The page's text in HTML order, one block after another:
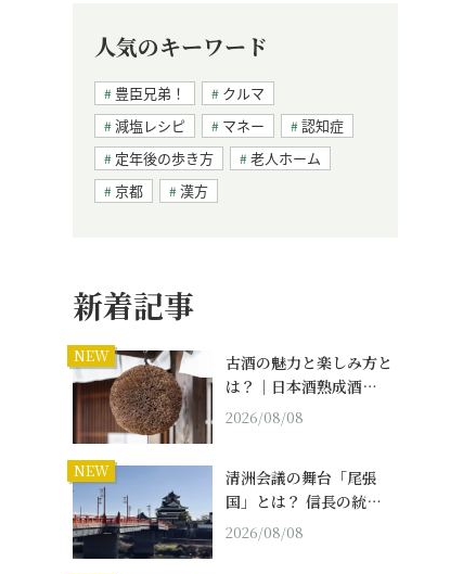
人気のキーワード
豊臣兄弟！
クルマ
減塩レシピ
マネー
認知症
定年後の歩き方
老人ホーム
京都
漢方
新着記事
NEW
古酒の魅力と楽しみ方と
は？｜日本酒熟成酒…
2026/08/08
NEW
清洲会議の舞台「尾張
国」とは？ 信長の統…
2026/08/08